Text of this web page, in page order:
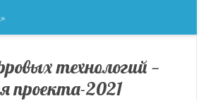
технологий —
проекта-2021